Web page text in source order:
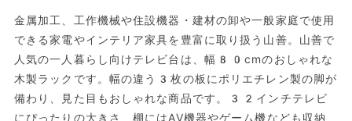
金属加工、工作機械や住設機器・建材の卸や一般家庭で使用
できる家電やインテリア家具を豊富に取り扱う山善。山善で
人気の一人暮らし向けテレビ台は、幅80cmのおしゃれな
木製ラックです。幅の違う3枚の板にポリエチレン製の脚が
備わり、見た目もおしゃれな商品です。32インチテレビ
にぴったりの大きさ、棚にはAV機器やゲーム機なども収納